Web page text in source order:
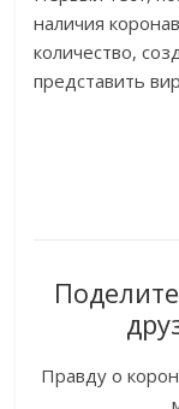
наличия
количество,
представить
Правду о